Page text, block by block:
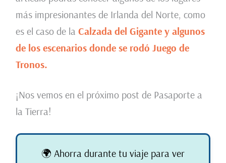
más impresionantes de Irlanda del Norte, como
es el caso de la Calzada del Gigante y algunos
de los escenarios donde se rodó Juego de
Tronos.
¡Nos vemos en el próximo post de Pasaporte a
la Tierra!
🌍 Ahorra durante tu viaje para ver